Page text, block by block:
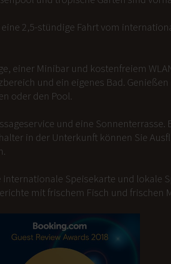
2,5-stündige Fahrt vom
einer Minibar und kostenfreiem
und ein eigenes Bad. Genießen
oder den Pool.
und eine Sonnenterrasse.
in der Unterkunft können Sie
internationale Speisekarte und lokale
mit frischem Fisch und frischen